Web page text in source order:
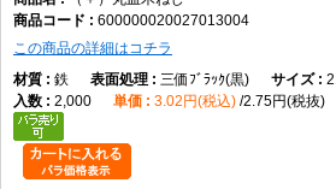
600000020027013004
この商品の詳細はコチラ
鉄
三価ﾌﾞﾗｯｸ(黒)
2,000
3.02円(税込) 2.75円(税抜)